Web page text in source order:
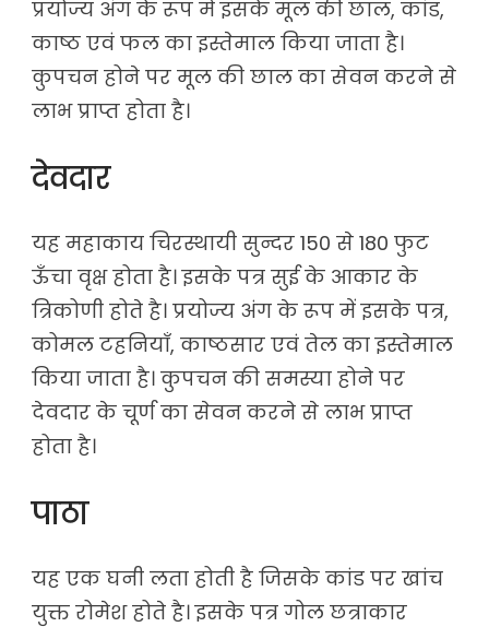
प्रयोज्य अंग के रूप में इसके मूल की छाल, कांड,
काष्ठ एवं फल का इस्तेमाल किया जाता है।
कुपचन होने पर मूल की छाल का सेवन करने से
लाभ प्राप्त होता है।
देवदार
यह महाकाय चिरस्थायी सुन्दर 150 से 180 फुट
ऊँचा वृक्ष होता है। इसके पत्र सुई के आकार के
त्रिकोणी होते है। प्रयोज्य अंग के रूप में इसके पत्र,
कोमल टहनियाँ, काष्ठसार एवं तेल का इस्तेमाल
किया जाता है। कुपचन की समस्या होने पर
देवदार के चूर्ण का सेवन करने से लाभ प्राप्त
होता है।
पाठा
यह एक घनी लता होती है जिसके कांड पर खांच
युक्त रोमेश होते है। इसके पत्र गोल छत्राकार